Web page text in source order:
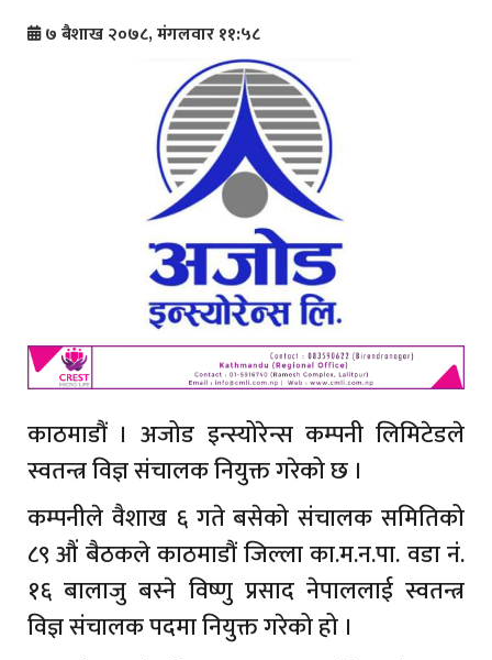
७ बैशाख २०७८, मंगलवार ११:५८
काठमाडौं । अजोड इन्स्योरेन्स कम्पनी लिमिटेडले
स्वतन्त्र विज्ञ संचालक नियुक्त गरेको छ ।
कम्पनीले वैशाख ६ गते बसेको संचालक समितिको
८९ औं बैठकले काठमाडौं जिल्ला का.म.न.पा. वडा नं.
१६ बालाजु बस्ने विष्णु प्रसाद नेपाललाई स्वतन्त्र
विज्ञ संचालक पदमा नियुक्त गरेको हो ।